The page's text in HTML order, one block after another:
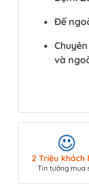
Đế
và
2 Triệu khách
Tin tưởng mua